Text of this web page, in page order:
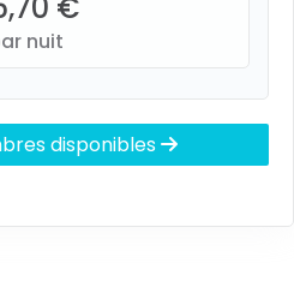
nuit
disponibles